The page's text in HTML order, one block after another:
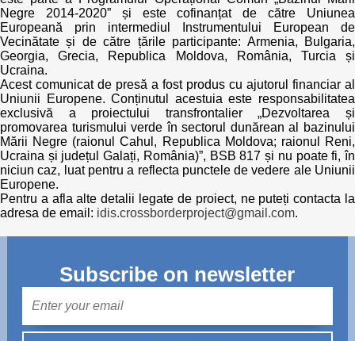
Negre 2014-2020” și este cofinanțat de către Uniunea
Europeană prin intermediul Instrumentului European de
Vecinătate și de către țările participante: Armenia, Bulgaria,
Georgia, Grecia, Republica Moldova, România, Turcia și
Ucraina.
Acest comunicat de presă a fost produs cu ajutorul financiar al
Uniunii Europene. Conținutul acestuia este responsabilitatea
exclusivă a proiectului transfrontalier „Dezvoltarea și
promovarea turismului verde în sectorul dunărean al bazinului
Mării Negre (raionul Cahul, Republica Moldova; raionul Reni,
Ucraina și județul Galați, România)”, BSB 817 și nu poate fi, în
niciun caz, luat pentru a reflecta punctele de vedere ale Uniunii
Europene.
Pentru a afla alte detalii legate de proiect, ne puteți contacta la
adresa de email: idis.crossborderproject@gmail.com.
Subscribe on newsletter